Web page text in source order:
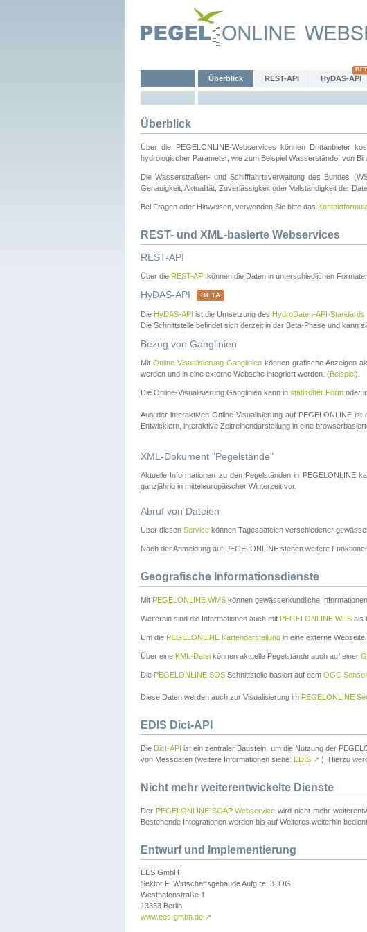
Überblick REST-API HyDAS-API
Überblick
Über die PEGELONLINE-Webservices können Drittanbieter
hydrologischer Parameter, wie zum Beispiel Wasserstände, von
Die Wasserstraßen- und Schifffahrtsverwaltung des Bundes
Genauigkeit, Aktualität, Zuverlässigkeit oder Vollständigkeit der
Bei Fragen oder Hinweisen, verwenden Sie bitte das
REST- und XML-basierte Webservices
REST-API
Über die REST-API können die Daten in unterschiedlichen
HyDAS-API BETA
Die HyDAS-API ist die Umsetzung des HydroDaten-API-Standards
Die Schnittstelle befindet sich derzeit in der Beta-Phase und kann
Bezug von Ganglinien
MitOnline-Visualisierung Ganglinien können grafische Anzeigen
werden und in eine externe Webseite integriert werden. (Beispiel).
Die Online-Visualisierung Ganglinien kann in statischer Form oder
Aus der interaktiven Online-Visualisierung auf PEGELONLINE ist
Entwicklern, interaktive Zeitreihendarstellung in eine
XML-Dokument "Pegelstände"
Aktuelle Informationen zu den Pegelständen in PEGELONLINE
ganzjährig in mitteleuropäischer Winterzeit vor.
Abruf von Dateien
Über diesen Service können Tagesdateien verschiedener
Nach der Anmeldung auf PEGELONLINE stehen weitere
Geografische Informationsdienste
Mit PEGELONLINE WMS können gewässerkundliche
Weiterhin sind die Informationen auch mit PEGELONLINE WFS als
Um die PEGELONLINE Kartendarstellung in eine externe
Über eine KML-Datei können aktuelle Pegelstände auch auf einer
Die PEGELONLINE SOS Schnittstelle basiert auf dem OGC
Diese Daten werden auch zur Visualisierung im PEGELONLINE
EDIS Dict-API
Die Dict-API ist ein zentraler Baustein, um die Nutzung der
von Messdaten (weitere Informationen siehe: EDIS ↗ ). Hierzu
Nicht mehr weiterentwickelte Dienste
Der PEGELONLINE SOAP Webservice wird nicht mehr
Bestehende Integrationen werden bis auf Weiteres weiterhin bedient.
Entwurf und Implementierung
EES GmbH
Sektor F, Wirtschaftsgebäude Aufg.re, 3. OG
Westhafenstraße 1
13353 Berlin
www.ees-gmbh.de ↗